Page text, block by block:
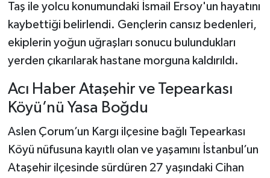
Taş ile yolcu konumundaki İsmail Ersoy'un hayatını
kaybettiği belirlendi. Gençlerin cansız bedenleri,
ekiplerin yoğun uğraşları sonucu bulundukları
yerden çıkarılarak hastane morguna kaldırıldı.
Acı Haber Ataşehir ve Tepearkası
Köyü’nü Yasa Boğdu
Aslen Çorum’un Kargı ilçesine bağlı Tepearkası
Köyü nüfusuna kayıtlı olan ve yaşamını İstanbul’un
Ataşehir ilçesinde sürdüren 27 yaşındaki Cihan